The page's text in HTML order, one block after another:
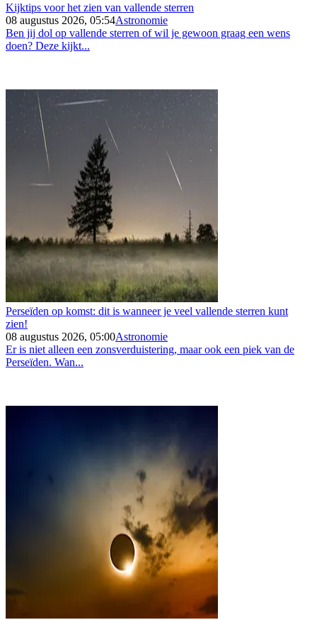
Kijktips voor het zien van vallende sterren
08 augustus 2026, 05:54Astronomie
Ben jij dol op vallende sterren of wil je gewoon graag een wens
doen? Deze kijkt...
Perseïden op komst: dit is wanneer je veel vallende sterren kunt
zien!
08 augustus 2026, 05:00Astronomie
Er is niet alleen een zonsverduistering, maar ook een piek van de
Perseïden. Wan...